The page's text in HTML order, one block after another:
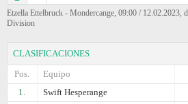
Etzella Ettelbruck - Mondercange, 09:00 / 12.02.2023,
Division
CLASIFICACIONES
Pos.
Equipo
1.
Swift Hesperange